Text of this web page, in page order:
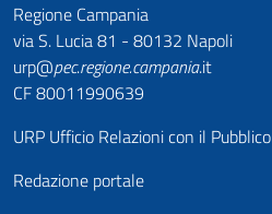
Regione Campania
via S. Lucia 81 - 80132 Napoli
urp@pec.regione.campania.it
CF 80011990639
URP Ufficio Relazioni con il Pubblico
Redazione portale